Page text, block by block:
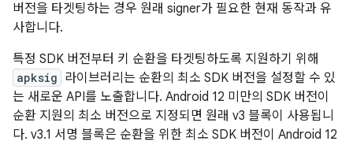
버전을 타겟팅하는 경우 원래 signer가 필요한 현재 동작과 유
사합니다.
특정 SDK 버전부터 키 순환을 타겟팅하도록 지원하기 위해
apksig 라이브러리는 순환의 최소 SDK 버전을 설정할 수 있
는 새로운 API를 노출합니다. Android 12 미만의 SDK 버전이
순환 지원의 최소 버전으로 지정되면 원래 v3 블록이 사용됩니
다. v3.1 서명 블록은 순환을 위한 최소 SDK 버전이 Android 12